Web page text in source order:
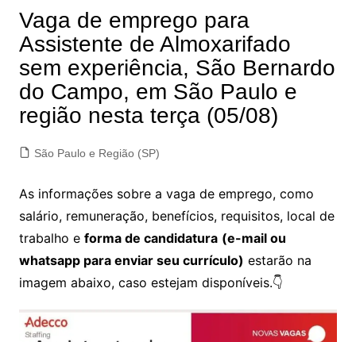
Vaga de emprego para
Assistente de Almoxarifado
sem experiência, São Bernardo
do Campo, em São Paulo e
região nesta terça (05/08)
São Paulo e Região (SP)
As informações sobre a vaga de emprego, como
salário, remuneração, benefícios, requisitos, local de
trabalho e forma de candidatura (e-mail ou
whatsapp para enviar seu currículo) estarão na
imagem abaixo, caso estejam disponíveis.👇